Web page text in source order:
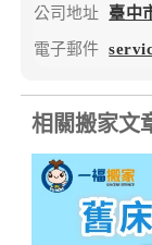
公司地址 臺中
電子郵件
相關搬家文